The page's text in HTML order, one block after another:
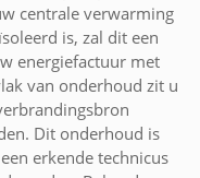
centrale verwarming
is, zal dit een
energiefactuur met
van onderhoud zit u
Dit onderhoud is
erkende technicus